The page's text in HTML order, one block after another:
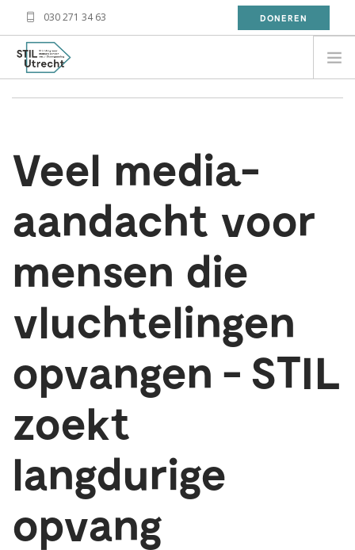
030 271 34 63 DONEREN
معلومة
WAT DOET STIL?
WAT KAN JIJ DOEN?
OVER STIL
CONTACT
15 apr 2015
Veel media-
aandacht voor
mensen die
vluchtelingen
opvangen - STIL
zoekt
langdurige
opvang